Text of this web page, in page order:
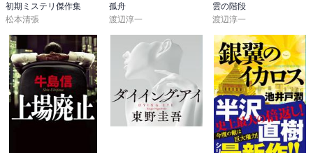
初期ミステリ傑作集
松本清張
孤舟
渡辺淳一
雲の階段
渡辺淳一